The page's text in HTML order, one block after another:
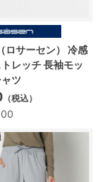
ロサーセン） 冷感
レッチ 長袖モッ
ツ
（税込）